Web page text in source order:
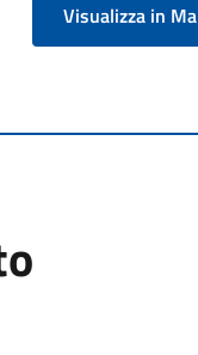
Visualizza in